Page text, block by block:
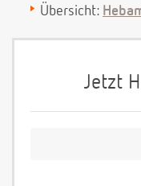
Übersicht:
Jetzt